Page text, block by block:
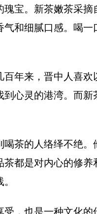
宝。新茶嫩茶采
和细腻口感。喝
年来，晋中人喜
心灵的港湾。而
茶的人络绎不绝
都是对内心的修
，也是一种文化